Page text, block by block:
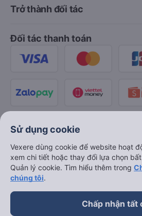
Trở thành đối tác
Đối tác thanh toán
Sử dụng cookie
Vexere dùng cookie để website hoạt
xem chi tiết hoặc thay đổi lựa chọn
Quản lý cookie. Tìm hiểu thêm trong
chúng tôi.
Chấp nhận tất